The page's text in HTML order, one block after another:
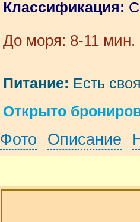
Классификация:
До моря: 8-11 мин.
Питание: Есть
Открыто
Фото Описание